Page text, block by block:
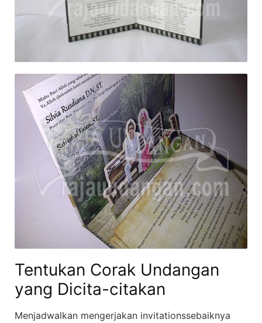
Tentukan Corak Undangan
yang Dicita-citakan
Menjadwalkan mengerjakan invitationssebaiknya